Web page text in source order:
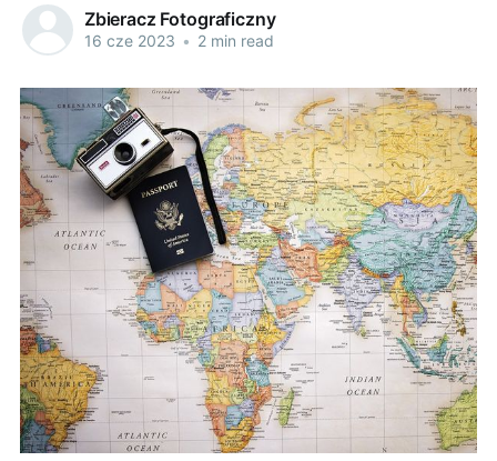
Zbieracz Fotograficzny
16 cze 2023 • 2 min read